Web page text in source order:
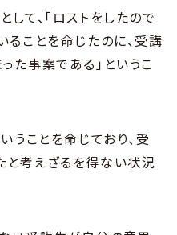
て、「ロストをしたので
ることを命じたのに、受講
た事案である」というこ
うことを命じており、受
考えざるを得ない状況